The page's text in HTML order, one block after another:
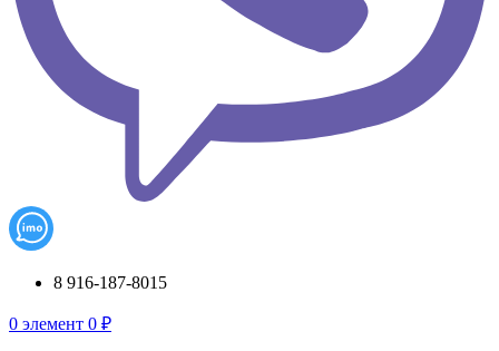
8 916-187-8015
0 элемент 0 ₽